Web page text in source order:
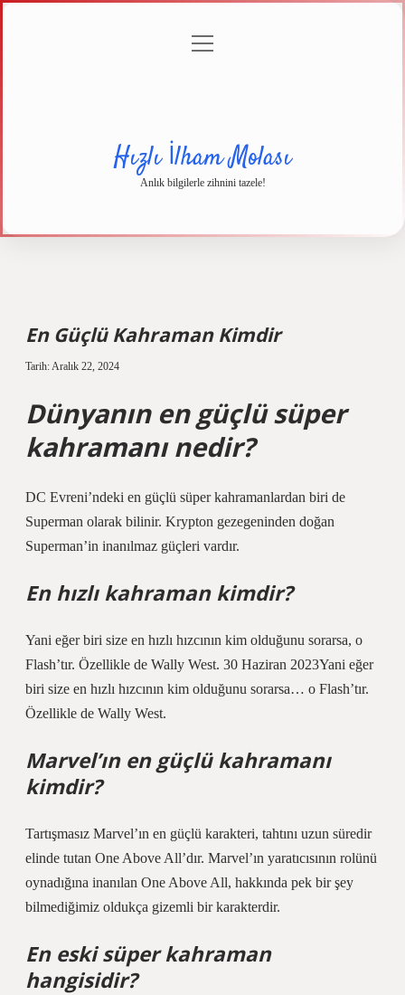
menüyü
Hızlı İlham Molası
Anlık bilgilerle zihnini tazele!
En Güçlü Kahraman Kimdir
Tarih: Aralık 22, 2024
Dünyanın en güçlü süper
kahramanı nedir?
DC Evreni’ndeki en güçlü süper kahramanlardan biri de
Superman olarak bilinir. Krypton gezegeninden doğan
Superman’in inanılmaz güçleri vardır.
En hızlı kahraman kimdir?
Yani eğer biri size en hızlı hızcının kim olduğunu sorarsa, o
Flash’tır. Özellikle de Wally West. 30 Haziran 2023Yani eğer
biri size en hızlı hızcının kim olduğunu sorarsa… o Flash’tır.
Özellikle de Wally West.
Marvel’ın en güçlü kahramanı
kimdir?
Tartışmasız Marvel’ın en güçlü karakteri, tahtını uzun süredir
elinde tutan One Above All’dır. Marvel’ın yaratıcısının rolünü
oynadığına inanılan One Above All, hakkında pek bir şey
bilmediğimiz oldukça gizemli bir karakterdir.
En eski süper kahraman
hangisidir?